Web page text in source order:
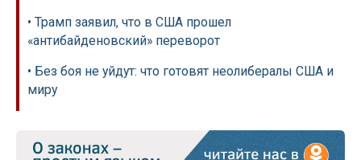
• Трамп заявил, что в США прошел
«антибайденовский» переворот
• Без боя не уйдут: что готовят неолибералы США и
миру